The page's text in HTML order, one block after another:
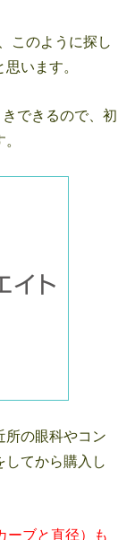
このように探し
います。
できるので、初
所の眼科やコン
してから購入し
ーブと直径）も